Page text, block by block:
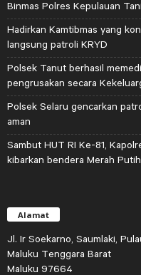
Binmas Polres Kepulauan
Hadirkan Kamtibmas yang
langsung patroli KRYD
Polsek Tanut berhasil
pengrusakan secara
Polsek Selaru gencarkan
aman
Sambut HUT RI Ke-81,
kibarkan bendera Merah
Alamat
Jl. Ir Soekarno, Saumlaki,
Maluku Tenggara Barat
Maluku 97664